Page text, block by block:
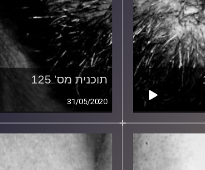
תוכנית מס' 125
31/05/2020